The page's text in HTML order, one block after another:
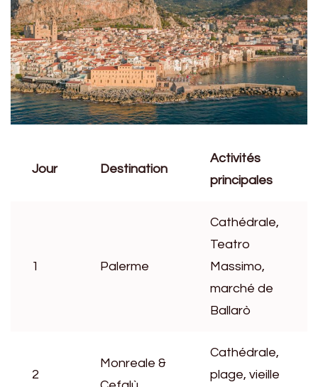
Jour Destination
Activités
principales
1 Palerme
Cathédrale,
Teatro
Massimo,
marché de
Ballarò
2
Monreale &
Cathédrale,
plage, vieille